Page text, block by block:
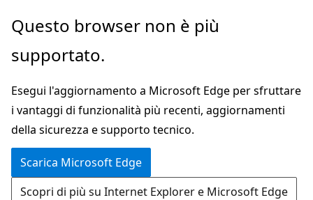
Ignora
passa
contenuto
principale
Questo browser non è più
supportato.
Esegui l'aggiornamento a Microsoft Edge per sfruttare
i vantaggi di funzionalità più recenti, aggiornamenti
della sicurezza e supporto tecnico.
Scarica Microsoft Edge
Scopri di più su Internet Explorer e Microsoft Edge